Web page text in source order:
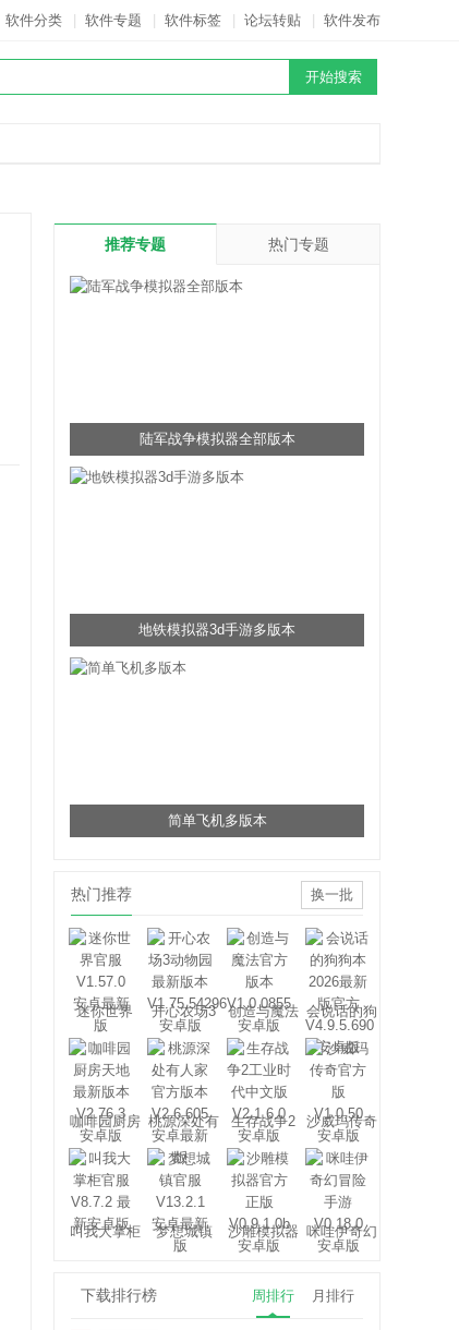
软件分类 软件专题 软件标签 论坛转贴 软件发布
推荐专题 热门专题
陆军战争模拟器全部版本
地铁模拟器3d手游多版本
简单飞机多版本
热门推荐 换一批
迷你世界 开心农场3 创造与魔法 会说话的狗
狗本
咖啡园厨房
天地
桃源深处有
人家
生存战争2
工业时代
沙威玛传奇
叫我大掌柜 梦想城镇 沙雕模拟器 咪哇伊奇幻
冒险
下载排行榜 周排行 月排行